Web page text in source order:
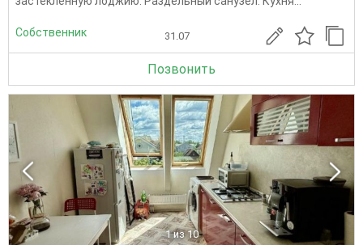
Собственник 31.07
Позвонить
1 из 10